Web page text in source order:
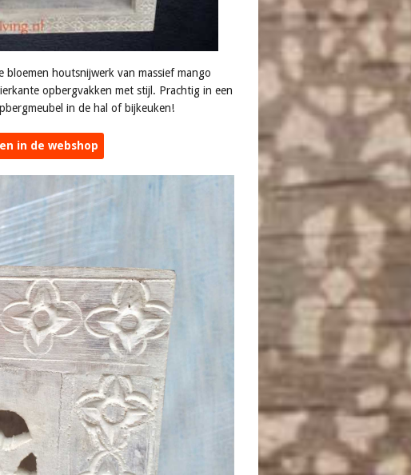
houtsnijwerk van massief mango
opbergvakken met stijl. Prachtig in een
in de hal of bijkeuken!
in de webshop